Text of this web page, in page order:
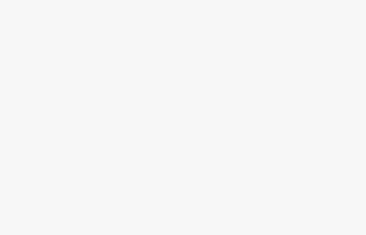
بخصوص التأشيرات والأمتعة؛ كل ذلك من